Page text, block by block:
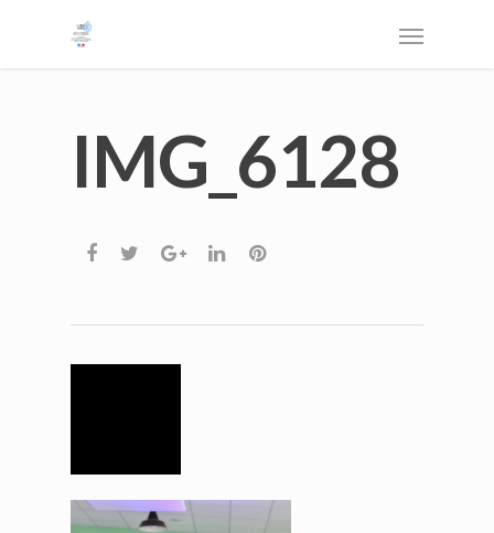
IMG_6128